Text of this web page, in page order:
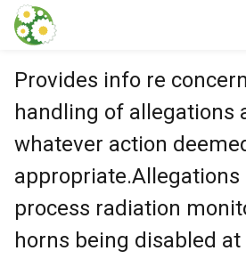
本文に飛ぶ
Provides info re
handling of allegations
whatever action
appropriate.Allegations
process radiation
horns being disabled at